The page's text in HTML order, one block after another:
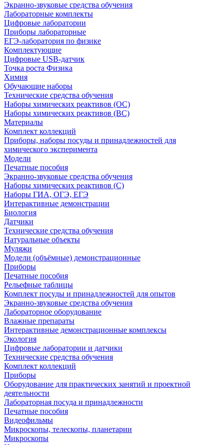
Экранно-звуковые средства обучения
Лабораторные комплекты
Цифровые лаборатории
Приборы лабораторные
ЕГЭ-лаборатория по физике
Комплектующие
Цифровые USB-датчик
Точка роста Физика
Химия
Обучающие наборы
Технические средства обучения
Наборы химических реактивов (ОС)
Наборы химических реактивов (ВС)
Материалы
Комплект коллекций
Приборы, наборы посуды и принадлежностей для
химического эксперимента
Модели
Печатные пособия
Экранно-звуковые средства обучения
Наборы химических реактивов (С)
Наборы ГИА, ОГЭ, ЕГЭ
Интерактивные демонстрации
Биология
Датчики
Технические средства обучения
Натуральные объекты
Муляжи
Модели (объёмные) демонстрационные
Приборы
Печатные пособия
Рельефные таблицы
Комплект посуды и принадлежностей для опытов
Экранно-звуковые средства обучения
Лабораторное оборудование
Влажные препараты
Интерактивные демонстрационные комплексы
Экология
Цифровые лаборатории и датчики
Технические средства обучения
Комплект коллекций
Приборы
Оборудование для практических занятий и проектной
деятельности
Лабораторная посуда и принадлежности
Печатные пособия
Видеофильмы
Микроскопы, телескопы, планетарии
Микроскопы